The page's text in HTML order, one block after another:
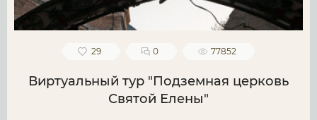
29 0 77852
Виртуальный тур "Подземная церковь
Святой Елены"